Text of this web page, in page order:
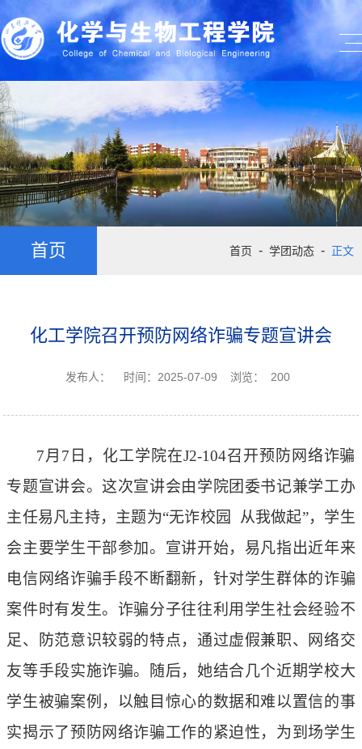
首页 首页 - 学团动态 - 正文
化工学院召开预防网络诈骗专题宣讲会
发布人： 时间：2025-07-09 浏览： 200
7月7日，化工学院在J2-104召开预防网络诈骗
专题宣讲会。这次宣讲会由学院团委书记兼学工办
主任易凡主持，主题为“无诈校园 从我做起”，学生
会主要学生干部参加。宣讲开始，易凡指出近年来
电信网络诈骗手段不断翻新，针对学生群体的诈骗
案件时有发生。诈骗分子往往利用学生社会经验不
足、防范意识较弱的特点，通过虚假兼职、网络交
友等手段实施诈骗。随后，她结合几个近期学校大
学生被骗案例，以触目惊心的数据和难以置信的事
实揭示了预防网络诈骗工作的紧迫性，为到场学生